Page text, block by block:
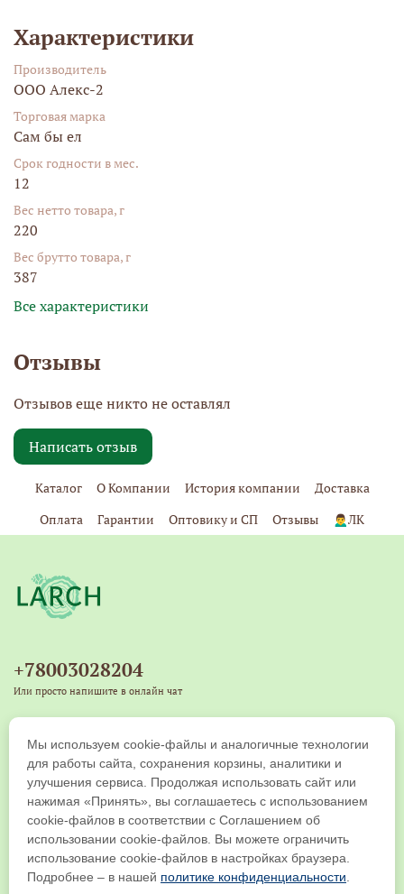
Характеристики
Производитель
ООО Алекс-2
Торговая марка
Сам бы ел
Срок годности в мес.
12
Вес нетто товара, г
220
Вес брутто товара, г
387
Все характеристики
Отзывы
Отзывов еще никто не оставлял
Написать отзыв
Каталог О Компании История компании
Доставка
Оплата
Гарантии Оптовику и СП Отзывы 🙍‍♂️ЛК
+78003028204
Или просто напишите в онлайн чат
+79539271917
Copyright © 2019-2026 ООО "ЛАРЧ КОМПАНИ". Все права защищены
Мы используем cookie-файлы и аналогичные технологии
для работы сайта, сохранения корзины, аналитики и
улучшения сервиса. Продолжая использовать сайт или
нажимая «Принять», вы соглашаетесь с использованием
cookie-файлов в соответствии с Соглашением об
использовании cookie-файлов. Вы можете ограничить
использование cookie-файлов в настройках браузера.
Подробнее – в нашей политике конфиденциальности